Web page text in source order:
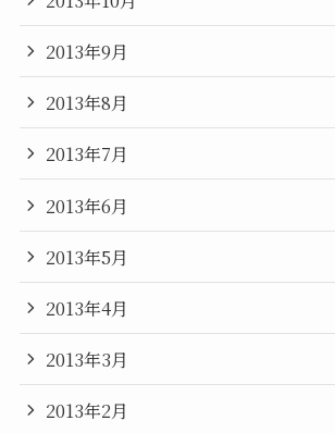
2013年9月
2013年8月
2013年7月
2013年6月
2013年5月
2013年4月
2013年3月
2013年2月